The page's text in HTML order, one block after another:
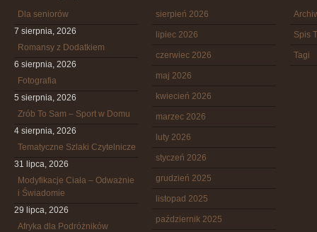
Dla seniorów
7 sierpnia, 2026
Romansy z Dodatkiem
6 sierpnia, 2026
Fotografia
5 sierpnia, 2026
Zrób To Sam – Sport w Domu
4 sierpnia, 2026
Tematyczne Szlaki Czytelnicze
31 lipca, 2026
Modyfikacje Ciała – Odważnie
i Świadomie
29 lipca, 2026
Afryka dla Podróżników
sierpień 2026
lipiec 2026
czerwiec 2026
maj 2026
kwiecień 2026
marzec 2026
luty 2026
styczeń 2026
grudzień 2025
listopad 2025
październik 2025
Spis
Tagi